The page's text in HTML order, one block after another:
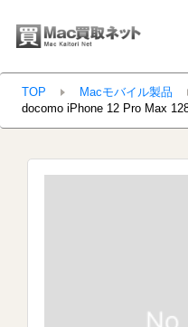
TOP
Macモバイル製品
docomo iPhone 12 Pro Max